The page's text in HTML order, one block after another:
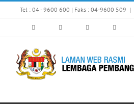
to
Tel : 04 - 9600 600 | Faks : 04-9600 509 |